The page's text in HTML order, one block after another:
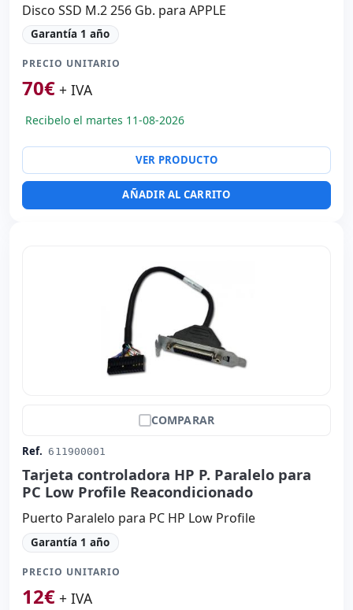
Disco SSD M.2 256 Gb. para APPLE
Garantía 1 año
PRECIO UNITARIO
70€ + IVA
Recibelo el martes 11-08-2026
VER PRODUCTO
AÑADIR AL CARRITO
COMPARAR
Ref. 611900001
Tarjeta controladora HP P. Paralelo para
PC Low Profile Reacondicionado
Puerto Paralelo para PC HP Low Profile
Garantía 1 año
PRECIO UNITARIO
12€ + IVA